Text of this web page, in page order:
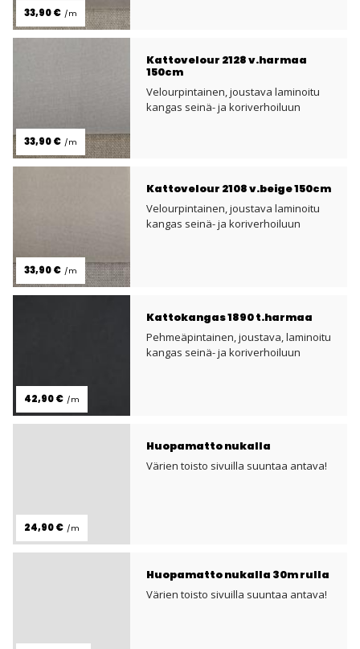
33,90 € /m
Kattovelour 2128 v.harmaa
150cm
Velourpintainen, joustava laminoitu
kangas seinä- ja koriverhoiluun
33,90 € /m
Kattovelour 2108 v.beige 150cm
Velourpintainen, joustava laminoitu
kangas seinä- ja koriverhoiluun
33,90 € /m
Kattokangas 1890 t.harmaa
Pehmeäpintainen, joustava, laminoitu
kangas seinä- ja koriverhoiluun
42,90 € /m
Huopamatto nukalla
Värien toisto sivuilla suuntaa antava!
24,90 € /m
Huopamatto nukalla 30m rulla
Värien toisto sivuilla suuntaa antava!